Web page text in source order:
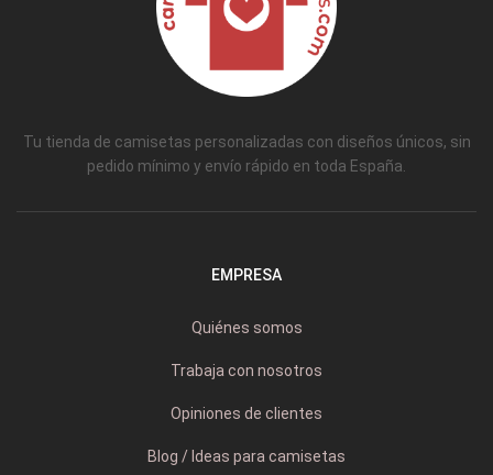
Tu tienda de camisetas personalizadas con diseños únicos, sin
pedido mínimo y envío rápido en toda España.
EMPRESA
Quiénes somos
Trabaja con nosotros
Opiniones de clientes
Blog / Ideas para camisetas